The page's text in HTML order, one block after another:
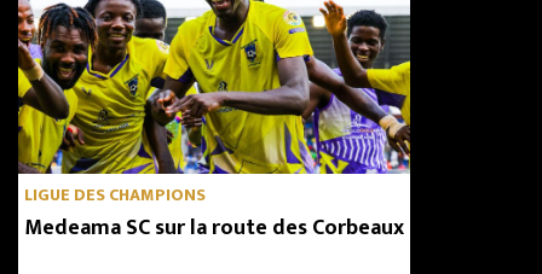
LIGUE DES CHAMPIONS
Medeama SC sur la route des Corbeaux